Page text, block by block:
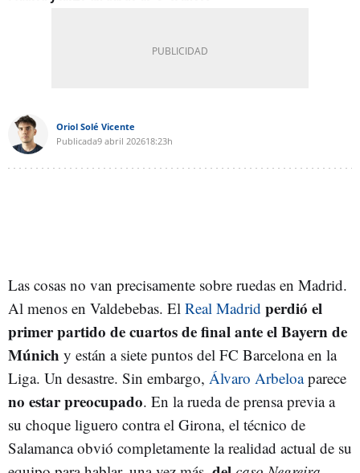
Oriol Solé Vicente
Publicada9 abril 202618:23h
Las cosas no van precisamente sobre ruedas en Madrid.
Al menos en Valdebebas. El Real Madrid perdió el
primer partido de cuartos de final ante el Bayern de
Múnich y están a siete puntos del FC Barcelona en la
Liga. Un desastre. Sin embargo, Álvaro Arbeloaparece
no estar preocupado. En la rueda de prensa previa a
su choque liguero contra el Girona, el técnico de
Salamanca obvió completamente la realidad actual de su